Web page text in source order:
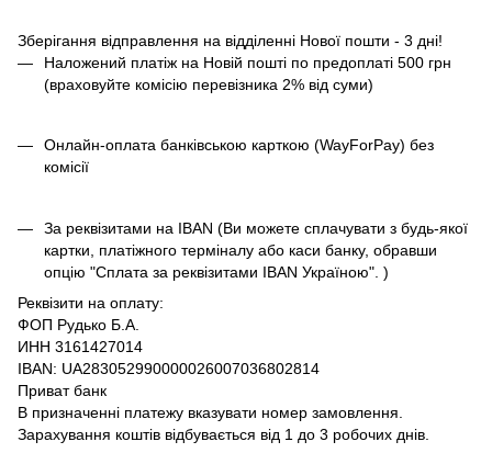
Зберігання відправлення на відділенні Нової пошти - 3 дні!
Наложений платіж на Новій пошті по предоплаті 500 грн
(враховуйте комісію перевізника 2% від суми)
Онлайн-оплата банківською карткою (WayForPay) без
комісії
За реквізитами на IBAN (Ви можете сплачувати з будь-якої
картки, платіжного терміналу або каси банку, обравши
опцію "Сплата за реквізитами IBAN Україною". )
Реквізити на оплату:
ФОП Рудько Б.А.
ИНН 3161427014
IBAN: UA283052990000026007036802814
Приват банк
В призначенні платежу вказувати номер замовлення.
Зарахування коштів відбувається від 1 до 3 робочих днів.